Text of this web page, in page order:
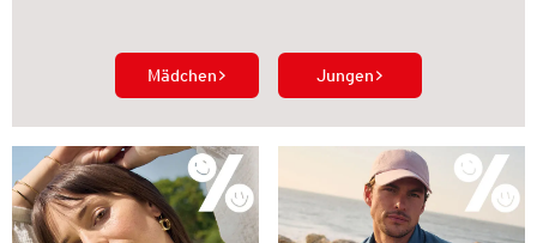
Mädchen Jungen